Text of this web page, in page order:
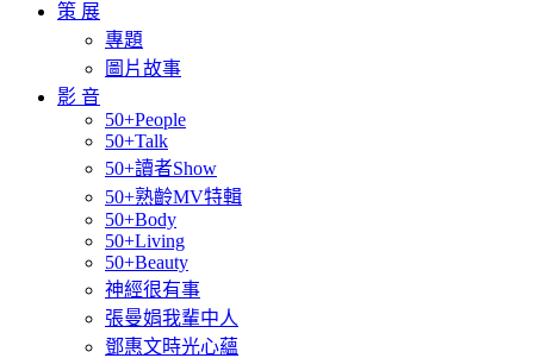
策 展
專題
圖片故事
影 音
50+People
50+Talk
50+讀者Show
50+熟齡MV特輯
50+Body
50+Living
50+Beauty
神經很有事
張曼娟我輩中人
鄧惠文時光心蘊